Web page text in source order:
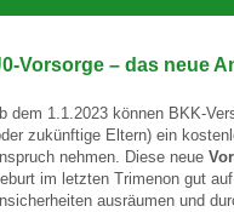
J1 bis J2
Tipps Rechner
Vorsorge – das neue
dem 1.1.2023 können BKK-
zukünftige Eltern) ein
nehmen. Diese neue
im letzten Trimenon gut
ausräumen und